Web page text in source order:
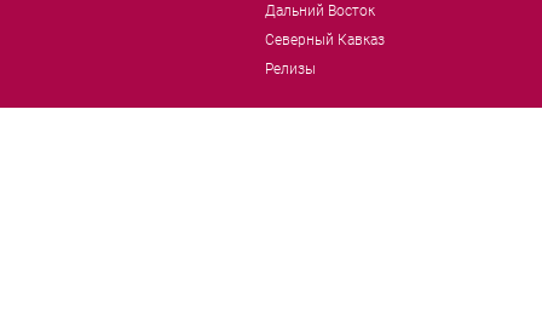
Дальний Восток
Северный Кавказ
Релизы